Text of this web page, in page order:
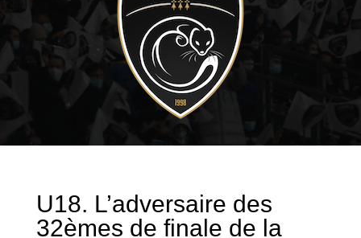
U18. L’adversaire des
32èmes de finale de la